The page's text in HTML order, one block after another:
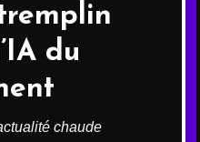
du
chaude